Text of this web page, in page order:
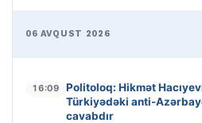
06 AVQUST 2026
16:09
Politoloq: Hikmət
Türkiyədəki anti-
cavabdır